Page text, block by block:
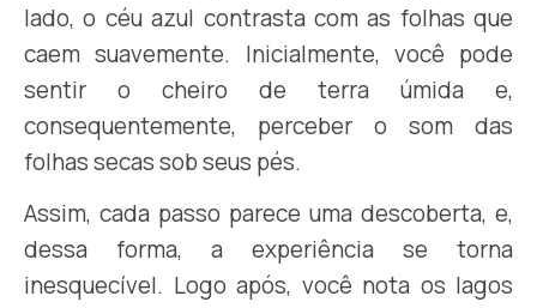
lado, o céu azul contrasta com as folhas que
caem suavemente. Inicialmente, você pode
sentir o cheiro de terra úmida e,
consequentemente, perceber o som das
folhas secas sob seus pés.
Assim, cada passo parece uma descoberta, e,
dessa forma, a experiência se torna
inesquecível. Logo após, você nota os lagos